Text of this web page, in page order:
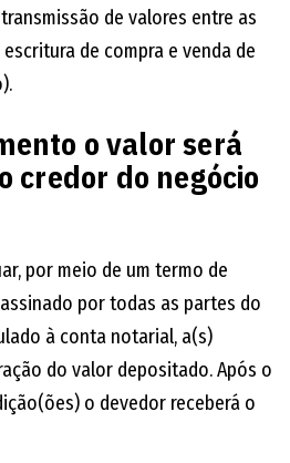
de valores entre as
de compra e venda de
o valor será
credor do negócio
por meio de um termo de
por todas as partes do
à conta notarial, a(s)
do valor depositado. Após o
o devedor receberá o